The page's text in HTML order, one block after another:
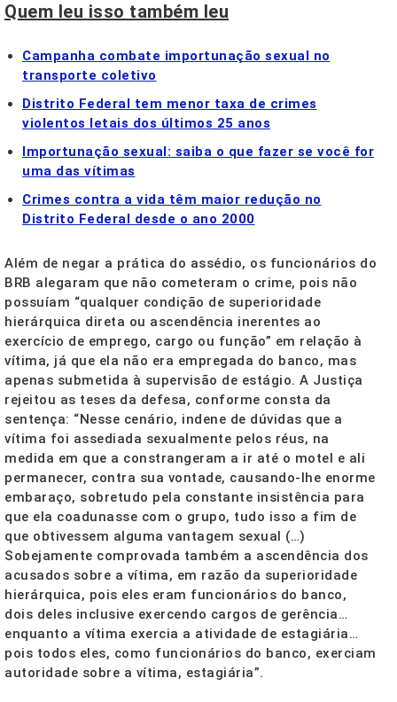
Quem leu isso também leu
Campanha combate importunação sexual no
transporte coletivo
Distrito Federal tem menor taxa de crimes
violentos letais dos últimos 25 anos
Importunação sexual: saiba o que fazer se você for
uma das vítimas
Crimes contra a vida têm maior redução no
Distrito Federal desde o ano 2000
Além de negar a prática do assédio, os funcionários do
BRB alegaram que não cometeram o crime, pois não
possuíam “qualquer condição de superioridade
hierárquica direta ou ascendência inerentes ao
exercício de emprego, cargo ou função” em relação à
vítima, já que ela não era empregada do banco, mas
apenas submetida à supervisão de estágio. A Justiça
rejeitou as teses da defesa, conforme consta da
sentença: “Nesse cenário, indene de dúvidas que a
vítima foi assediada sexualmente pelos réus, na
medida em que a constrangeram a ir até o motel e ali
permanecer, contra sua vontade, causando-lhe enorme
embaraço, sobretudo pela constante insistência para
que ela coadunasse com o grupo, tudo isso a fim de
que obtivessem alguma vantagem sexual (…)
Sobejamente comprovada também a ascendência dos
acusados sobre a vítima, em razão da superioridade
hierárquica, pois eles eram funcionários do banco,
dois deles inclusive exercendo cargos de gerência…
enquanto a vítima exercia a atividade de estagiária…
pois todos eles, como funcionários do banco, exerciam
autoridade sobre a vítima, estagiária”.